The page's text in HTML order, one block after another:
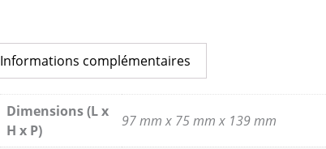
Informations complémentaires
Dimensions (L x
H x P)
97 mm x 75 mm x 139 mm